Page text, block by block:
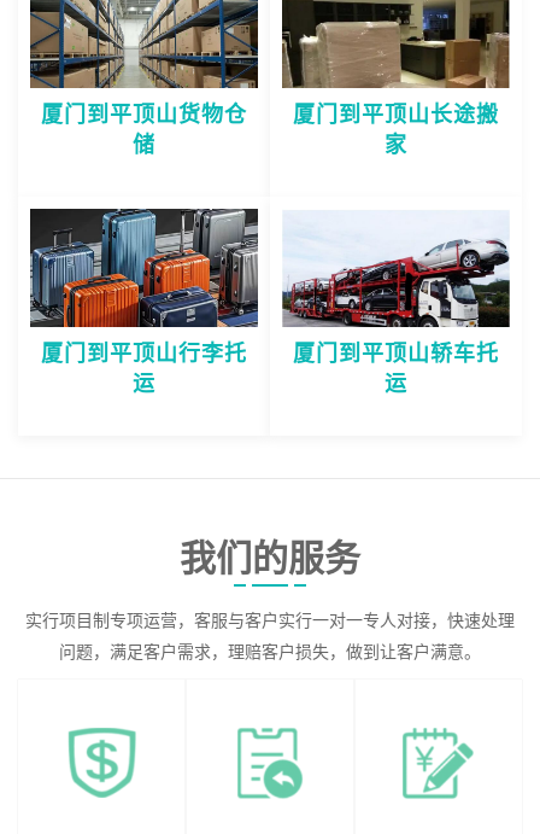
厦门到平顶山货物仓
储
厦门到平顶山长途搬
家
厦门到平顶山行李托
运
厦门到平顶山轿车托
运
我们的服务
实行项目制专项运营，客服与客户实行一对一专人对接，快速处理
问题，满足客户需求，理赔客户损失，做到让客户满意。